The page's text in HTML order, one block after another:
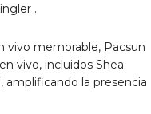
.
vivo memorable, Pacsun
vivo, incluidos Shea
amplificando la presencia